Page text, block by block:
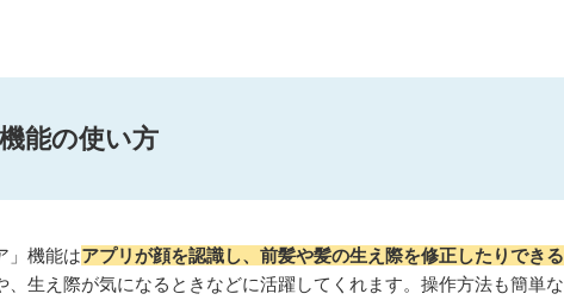
能の使い方
」機能はアプリが顔を認識し、前髪や髪の生え際を修正したりできる
生え際が気になるときなどに活躍してくれます。操作方法も簡単な